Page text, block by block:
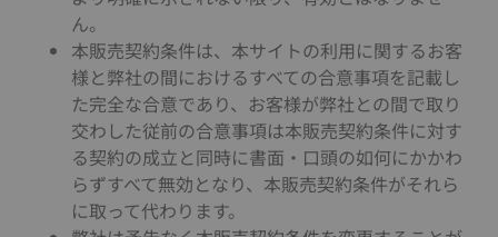
ん。
本販売契約条件は、本サイトの利用に関するお客
様と弊社の間におけるすべての合意事項を記載し
た完全な合意であり、お客様が弊社との間で取り
交わした従前の合意事項は本販売契約条件に対す
る契約の成立と同時に書面・口頭の如何にかかわ
らずすべて無効となり、本販売契約条件がそれら
に取って代わります。